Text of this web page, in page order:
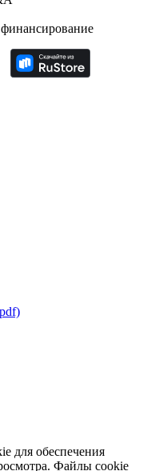
для обеспечения
Файлы cookie